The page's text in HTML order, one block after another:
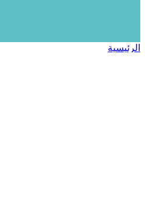
الرئيسية